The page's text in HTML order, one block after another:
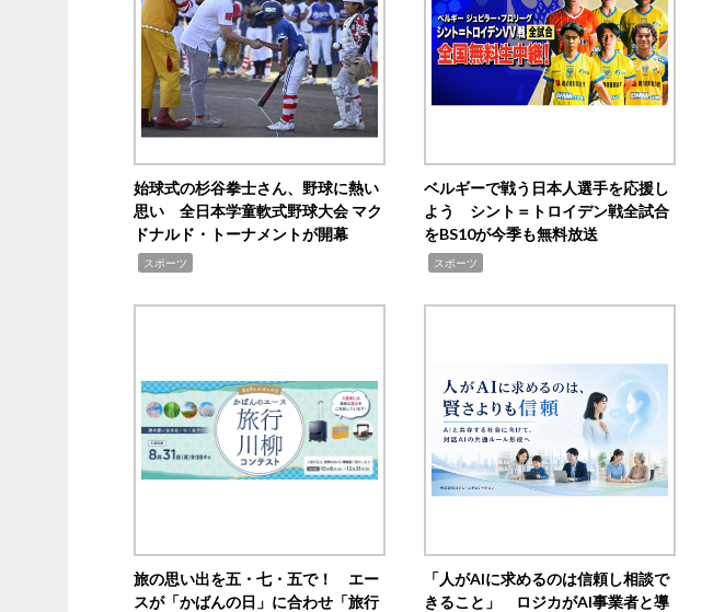
始球式の杉谷拳士さん、野球に熱い
思い 全日本学童軟式野球大会 マク
ドナルド・トーナメントが開幕
スポーツ
ベルギーで戦う日本人選手を応援し
よう シント＝トロイデン戦全試合
をBS10が今季も無料放送
スポーツ
旅の思い出を五・七・五で！ エー
スが「かばんの日」に合わせ「旅行
「人がAIに求めるのは信頼し相談で
きること」 ロジカがAI事業者と導